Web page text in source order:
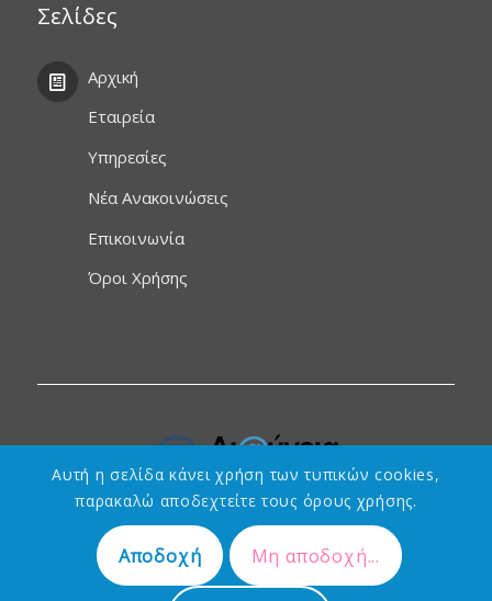
Σελίδες
Αρχική
Εταιρεία
Υπηρεσίες
Νέα Ανακοινώσεις
Επικοινωνία
Όροι Χρήσης
Τεχνολογικές & Πνευματικές Λύσεις Ανάπτυξης
Αυτή η σελίδα κάνει χρήση των τυπικών cookies,
παρακαλώ αποδεχτείτε τους όρους χρήσης.
Αποδοχή Μη αποδοχή...